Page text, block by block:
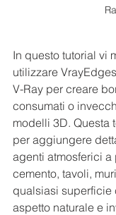
In questo tutorial vi
utilizzare
V-Ray per creare
consumati o
modelli 3D. Questa
per aggiungere
agenti atmosferici a
cemento, tavoli,
qualsiasi superficie
aspetto naturale e